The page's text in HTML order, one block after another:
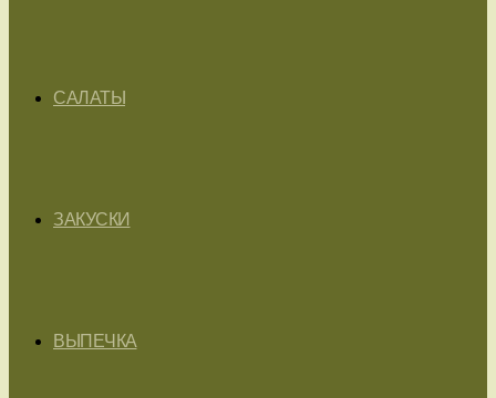
САЛАТЫ
ЗАКУСКИ
ВЫПЕЧКА